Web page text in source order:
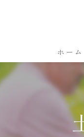
ホーム